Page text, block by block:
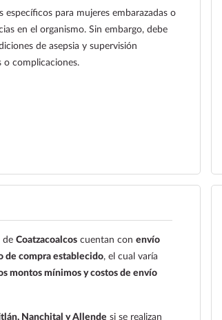
específicos para mujeres embarazadas o
en el organismo. Sin embargo, debe
de asepsia y supervisión
o complicaciones.
Ver más
deCoatzacoalcos cuentan conenvío
de compra establecido, el cual varía
montos mínimos y costos de envío
Nanchital y Allende si se realizan